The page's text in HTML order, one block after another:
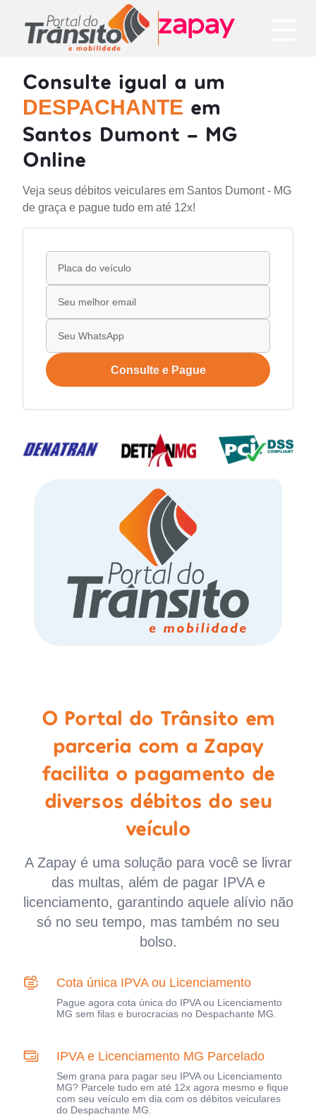
Consulte igual a um
DESPACHANTE em
Santos Dumont - MG
Online
Veja seus débitos veiculares em Santos Dumont - MG
de graça e pague tudo em até 12x!
Consulte e Pague
O Portal do Trânsito em
parceria com a Zapay
facilita o pagamento de
diversos débitos do seu
veículo
A Zapay é uma solução para você se livrar
das multas, além de pagar IPVA e
licenciamento, garantindo aquele alívio não
só no seu tempo, mas também no seu
bolso.
Cota única IPVA ou Licenciamento
Pague agora cota única do IPVA ou Licenciamento
MG sem filas e burocracias no Despachante MG.
IPVA e Licenciamento MG Parcelado
Sem grana para pagar seu IPVA ou Licenciamento
MG? Parcele tudo em até 12x agora mesmo e fique
com seu veículo em dia com os débitos veiculares
do Despachante MG.